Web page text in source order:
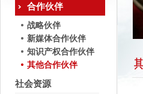
合作伙伴
战略伙伴
新媒体合作伙伴
知识产权合作伙伴
其他合作伙伴
社会资源